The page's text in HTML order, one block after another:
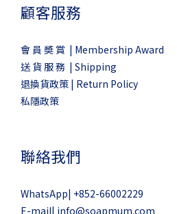
顧客服務
會 員 奬 賞 | Membership Award
送 貨 服 務 | Shipping
退換貨政策 | Return Policy
私隱政策
聯絡我們
WhatsApp| +852-66002229
E-mail| info@soapmum.com